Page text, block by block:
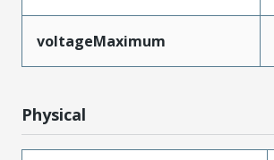
voltageMaximum
Physical